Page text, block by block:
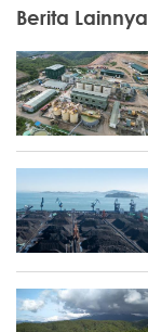
Berita Lainnya